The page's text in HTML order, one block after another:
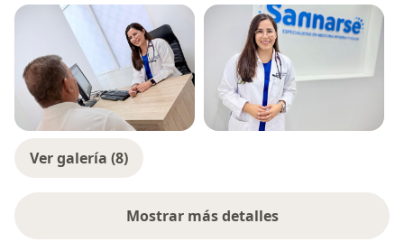
Ver galería (8)
Mostrar más detalles
sobre la experiencia